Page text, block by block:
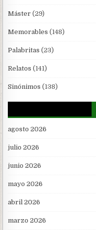
Máster (29)
Memorables (148)
Palabritas (23)
Relatos (141)
Sinónimos (138)
agosto 2026
julio 2026
junio 2026
mayo 2026
abril 2026
marzo 2026